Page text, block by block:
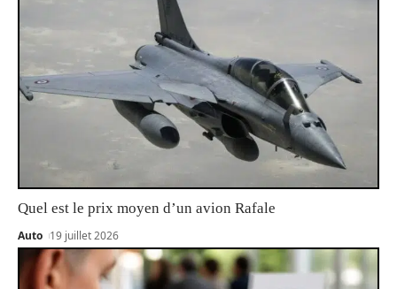
Quel est le prix moyen d’un avion Rafale
Auto 19 juillet 2026